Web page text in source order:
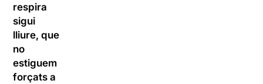
respira
sigui
lliure, que
no
estiguem
forçats a